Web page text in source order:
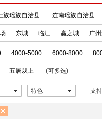
族瑶族自治县 连南瑶族自治县
东城 临江 赢之城 广
4000-5000 6000-8000
五居以上 (可多选)
特色 支